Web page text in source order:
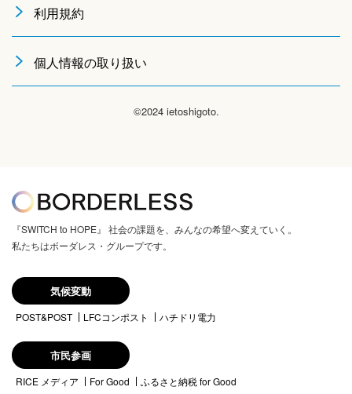
利用規約
個人情報の取り扱い
©2024 ietoshigoto.
『SWITCH to HOPE』 社会の課題を、みんなの希望へ変えていく。
私たちはボーダレス・グループです。
気候変動
POST&POST LFCコンポスト ハチドリ電力
市民参画
RICE メディア For Good ふるさと納税 for Good